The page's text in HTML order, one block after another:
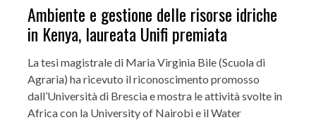
Ambiente e gestione delle risorse idriche
in Kenya, laureata Unifi premiata
La tesi magistrale di Maria Virginia Bile (Scuola di
Agraria) ha ricevuto il riconoscimento promosso
dall’Università di Brescia e mostra le attività svolte in
Africa con la University of Nairobi e il Water